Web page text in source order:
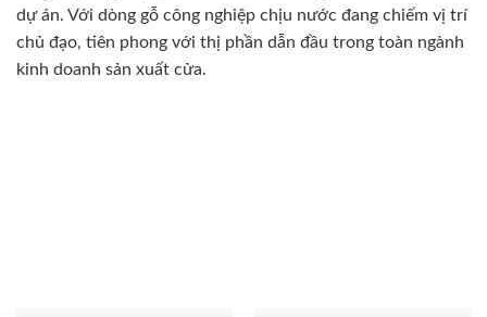
dự án. Với dòng gỗ công nghiệp chịu nước đang chiếm vị trí
chủ đạo, tiên phong với thị phần dẫn đầu trong toàn ngành
kinh doanh sản xuất cửa.